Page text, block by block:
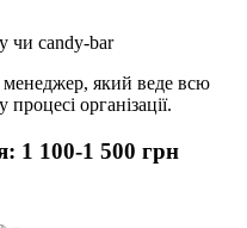
чи candy-bar
менеджер, який веде всю
організації.
: 1 100-1 500 грн